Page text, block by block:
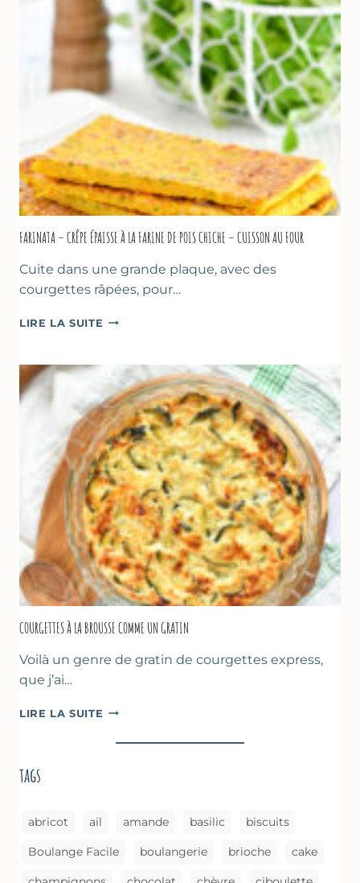
BIÈRE
–
COMME
À
MARSEILLE
FARINATA – CRÊPE ÉPAISSE À LA FARINE DE POIS CHICHE – CUISSON AU FOUR
Cuite dans une grande plaque, avec des
courgettes râpées, pour…
LIRE LA SUITE FARINATA
ÉPAISSE
À
LA
FARINE
DE
POIS
CHICHE
–
CUISSON
AU
FOUR
COURGETTES À LA BROUSSE COMME UN GRATIN
Voilà un genre de gratin de courgettes express,
que j’ai…
LIRE LA SUITE COURGETTES
LA
tags
abricot ail amande basilic biscuits
Boulange Facile boulangerie brioche cake